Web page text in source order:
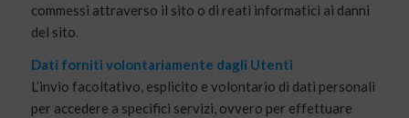
commessi attraverso il sito o di reati informatici ai danni
del sito.
Dati forniti volontariamente dagli Utenti
L’invio facoltativo, esplicito e volontario di dati personali
per accedere a specifici servizi, ovvero per effettuare